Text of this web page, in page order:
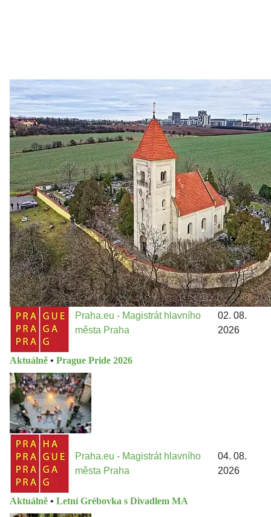
Zastanem se 03. 08. 2026
Politika • Volební seriál #02: Nová výstavba v jihozápadním
městě
Jakými nástroji navrhujete vstupovat z pozice ÚMČ Praha
13 do procesů developerské výstavby např. v lokalitě
Třebonice a Chaby, kterou umožňuje nově schválený
Metropolitn...
Praha.eu - Magistrát hlavního
města Praha
02. 08.
2026
Aktuálně • Prague Pride 2026
Praha.eu - Magistrát hlavního
města Praha
04. 08.
2026
Aktuálně • Letní Grébovka s Divadlem MA